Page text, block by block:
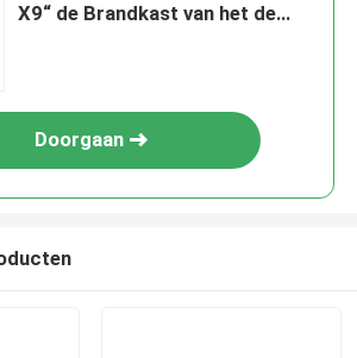
X9“ de Brandkast van het de
Doorgaan